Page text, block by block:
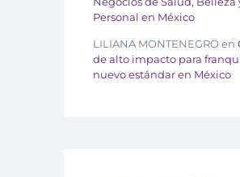
Personal en México
LILIANA MONTENEGROen
de alto impacto para
nuevo estándar en México